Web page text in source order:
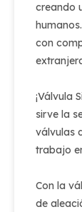
creando
con
¡Válvula
sirve la
válvulas
trabajo
Con la
de